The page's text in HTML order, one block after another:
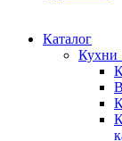
Каталог
Кухни